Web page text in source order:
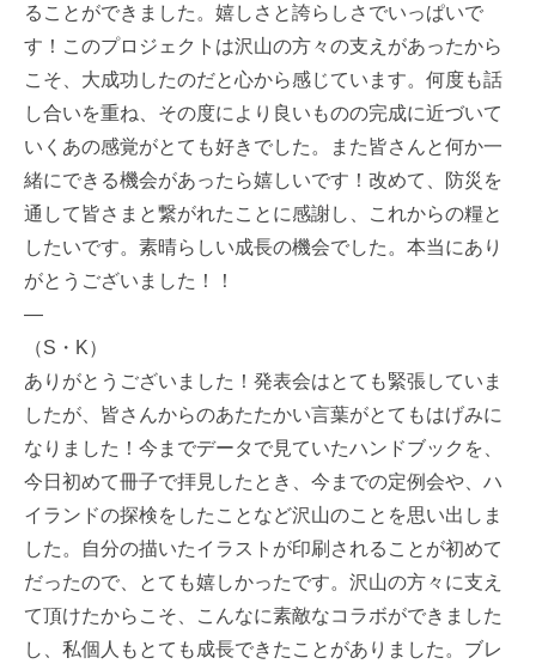
ることができました。嬉しさと誇らしさでいっぱいで
す！このプロジェクトは沢山の方々の支えがあったから
こそ、大成功したのだと心から感じています。何度も話
し合いを重ね、その度により良いものの完成に近づいて
いくあの感覚がとても好きでした。また皆さんと何か一
緒にできる機会があったら嬉しいです！改めて、防災を
通して皆さまと繋がれたことに感謝し、これからの糧と
したいです。素晴らしい成長の機会でした。本当にあり
がとうございました！！
—
（S・K）
ありがとうございました！発表会はとても緊張していま
したが、皆さんからのあたたかい言葉がとてもはげみに
なりました！今までデータで見ていたハンドブックを、
今日初めて冊子で拝見したとき、今までの定例会や、ハ
イランドの探検をしたことなど沢山のことを思い出しま
した。自分の描いたイラストが印刷されることが初めて
だったので、とても嬉しかったです。沢山の方々に支え
て頂けたからこそ、こんなに素敵なコラボができました
し、私個人もとても成長できたことがありました。ブレ